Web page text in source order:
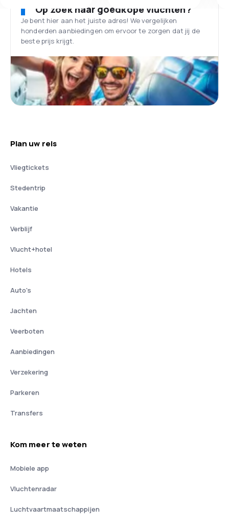
Op zoek naar goedkope vluchten?
Je bent hier aan het juiste adres! We vergelijken
honderden aanbiedingen om ervoor te zorgen dat jij de
beste prijs krijgt.
Plan uw reis
Vliegtickets
Stedentrip
Vakantie
Verblijf
Vlucht+hotel
Hotels
Auto's
Jachten
Veerboten
Aanbiedingen
Verzekering
Parkeren
Transfers
Kom meer te weten
Mobiele app
Vluchtenradar
Luchtvaartmaatschappijen